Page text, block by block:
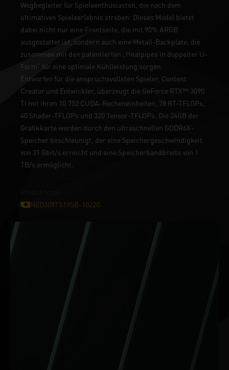
Wegbegleiter für Spieleenthusiasten, die nach dem
ultimativen Spieleerlebnis streben. Dieses Model bietet
dabei nicht nur eine Frontseite, die mit 90% ARGB
ausgestattet ist, sondern auch eine Metall-Backplate, die
zusammen mit den patentierten „Heatpipes in doppelter U-
Form“ für eine optimale Kühlleistung sorgen.
Entworfen für die anspruchsvollsten Spieler, Content
Creator und Entwickler, überzeugt die GeForce RTX™ 3090
Ti mit ihren 10.752 CUDA-Recheneinheiten, 78 RT-TFLOPs,
40 Shader-TFLOPs und 320 Tensor-TFLOPs. Die 24GB der
Grafikkarte werden durch den ultraschnellen GDDR6X-
Speicher beschleunigt, der eine Speichergeschwindigkeit
von 21 Gbit/s erreicht und eine Speicherbandbreite von 1
TB/s ermöglicht.
NED309TS19SB-1022G
NUR AUF GeForce RTX™